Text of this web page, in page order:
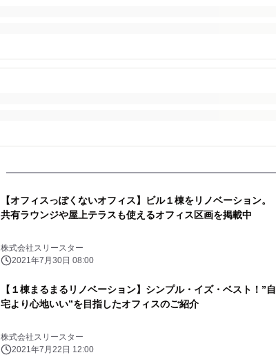
【オフィスっぽくないオフィス】ビル１棟をリノベーション。
共有ラウンジや屋上テラスも使えるオフィス区画を掲載中
株式会社スリースター
2021年7月30日 08:00
【１棟まるまるリノベーション】シンプル・イズ・ベスト！”自
宅より心地いい”を目指したオフィスのご紹介
株式会社スリースター
2021年7月22日 12:00